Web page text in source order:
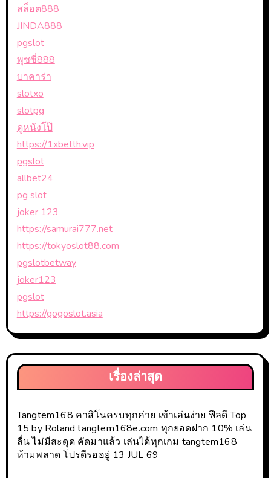
สล็อต888
JINDA888
pgslot
พุซซี่888
บาคาร่า
slotxo
slotpg
ดูหนังโป๊
https://1xbetth.vip
pgslot
allbet24
pg slot
joker 123
https://samurai777.net
https://tokyoslot88.com
pgslotbetway
joker123
pgslot
https://gogoslot.asia
เรื่องล่าสุด
Tangtem168 คาสิโนครบทุกค่าย เข้าเล่นง่าย ฟีลดี Top
15 by Roland tangtem168e.com ทุกยอดฝาก 10% เล่น
ลื่น ไม่มีสะดุด คัดมาแล้ว เล่นได้ทุกเกม tangtem168
ห้ามพลาด โปรดีรออยู่ 13 JUL 69